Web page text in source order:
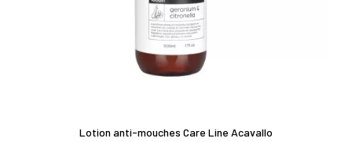
Lotion anti-mouches Care Line Acavallo